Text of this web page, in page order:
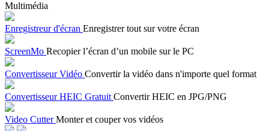
Multimédia
Enregistreur d'écran Enregistrer tout sur votre écran
ScreenMo Recopier l’écran d’un mobile sur le PC
Convertisseur Vidéo Convertir la vidéo dans n'importe quel format
Convertisseur HEIC Gratuit Convertir HEIC en JPG/PNG
Video Cutter Monter et couper vos vidéos